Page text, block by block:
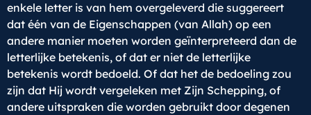
enkele letter is van hem overgeleverd die suggereert
dat één van de Eigenschappen (van Allah) op een
andere manier moeten worden geïnterpreteerd dan de
letterlijke betekenis, of dat er niet de letterlijke
betekenis wordt bedoeld. Of dat het de bedoeling zou
zijn dat Hij wordt vergeleken met Zijn Schepping, of
andere uitspraken die worden gebruikt door degenen